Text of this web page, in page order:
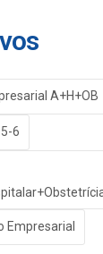
A+H+OB
6
Empresarial